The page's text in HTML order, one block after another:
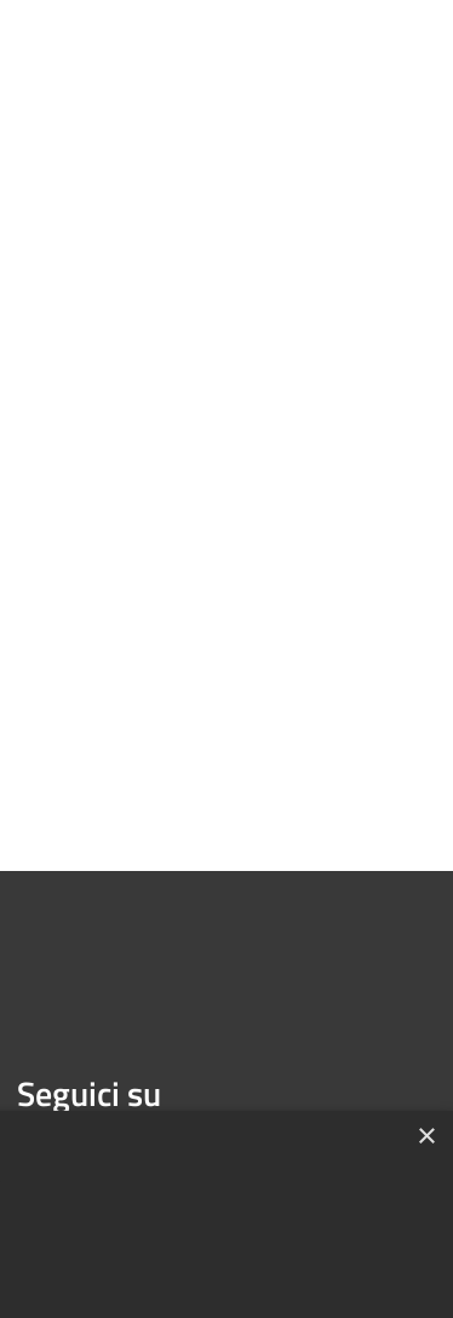
Seguici su
×